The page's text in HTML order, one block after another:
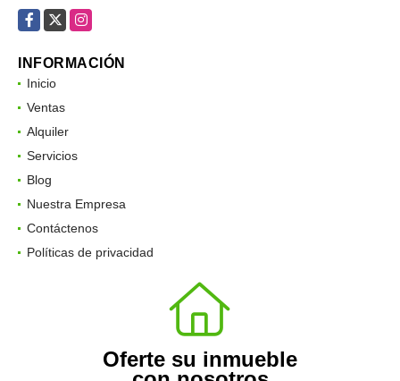
Facebook
X Instagram
INFORMACIÓN
Inicio
Ventas
Alquiler
Servicios
Blog
Nuestra Empresa
Contáctenos
Políticas de privacidad
Oferte su inmueble